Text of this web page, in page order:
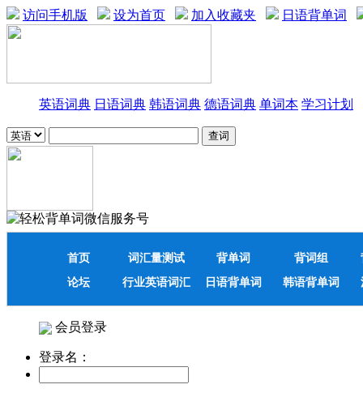
访问手机版 设为首页 加入收藏夹 日语背单词
英语词典 日语词典 韩语词典 德语词典 单词本 学习计划
首页 词汇量测试 背单词 背词组
论坛
行业英语词汇 日语背单词 韩语背单词
会员登录
登录名：